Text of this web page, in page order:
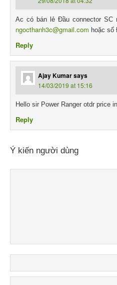
Ac có bán lẻ Đầu connector SC
ngocthanh3c@gmail.com hoặc số
Reply
Ajay Kumarsays
14/03/2019 at 15:16
Hello sir Power Ranger otdr price
Reply
Ý kiến người dùng